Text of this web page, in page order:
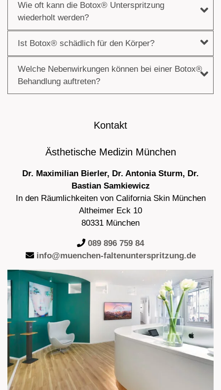
Wie oft kann die Botox® Unterspritzung
wiederholt werden?
Ist Botox® schädlich für den Körper?
Welche Nebenwirkungen können bei einer Botox®
Behandlung auftreten?
Kontakt
Ästhetische Medizin München
Dr. Maximilian Bierler, Dr. Antonia Sturm, Dr.
Bastian Samkiewicz
In den Räumlichkeiten von California Skin München
Altheimer Eck 10
80331 München
089 896 759 84
info@muenchen-faltenunterspritzung.de